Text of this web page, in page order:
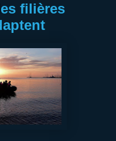
filières